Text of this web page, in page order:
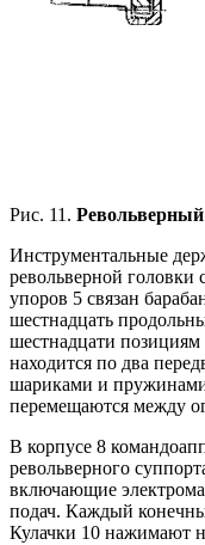
Рис. 11.
Инструментальные
револьверной
упоров 5 связан
шестнадцать
шестнадцати
находится по два
шариками и
перемещаются между
В корпусе 8
револьверного
включающие
подач. Каждый
Кулачки 10 нажимают